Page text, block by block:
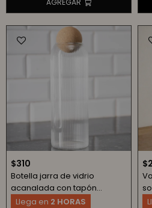
$310
Botella jarra de vidrio
acanalada con tapón
esférico de corcho 1300ml
Llega en 2 HORAS
$